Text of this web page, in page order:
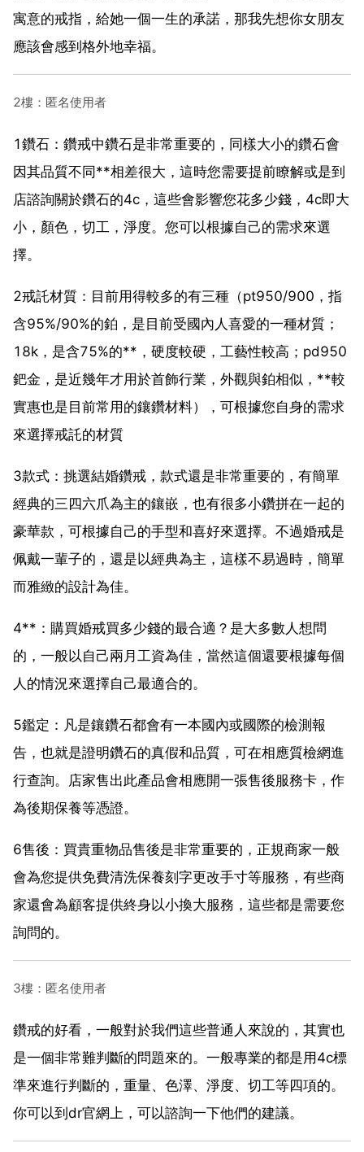
寓意的戒指，給她一個一生的承諾，那我先想你女朋友
應該會感到格外地幸福。
2樓：匿名使用者
1鑽石：鑽戒中鑽石是非常重要的，同樣大小的鑽石會
因其品質不同**相差很大，這時您需要提前瞭解或是到
店諮詢關於鑽石的4c，這些會影響您花多少錢，4c即大
小，顏色，切工，淨度。您可以根據自己的需求來選
擇。
2戒託材質：目前用得較多的有三種（pt950/900，指
含95%/90%的鉑，是目前受國內人喜愛的一種材質；
18k，是含75%的**，硬度較硬，工藝性較高；pd950
鈀金，是近幾年才用於首飾行業，外觀與鉑相似，**較
實惠也是目前常用的鑲鑽材料），可根據您自身的需求
來選擇戒託的材質
3款式：挑選結婚鑽戒，款式還是非常重要的，有簡單
經典的三四六爪為主的鑲嵌，也有很多小鑽拼在一起的
豪華款，可根據自己的手型和喜好來選擇。不過婚戒是
佩戴一輩子的，還是以經典為主，這樣不易過時，簡單
而雅緻的設計為佳。
4**：購買婚戒買多少錢的最合適？是大多數人想問
的，一般以自己兩月工資為佳，當然這個還要根據每個
人的情況來選擇自己最適合的。
5鑑定：凡是鑲鑽石都會有一本國內或國際的檢測報
告，也就是證明鑽石的真假和品質，可在相應質檢網進
行查詢。店家售出此產品會相應開一張售後服務卡，作
為後期保養等憑證。
6售後：買貴重物品售後是非常重要的，正規商家一般
會為您提供免費清洗保養刻字更改手寸等服務，有些商
家還會為顧客提供終身以小換大服務，這些都是需要您
詢問的。
3樓：匿名使用者
鑽戒的好看，一般對於我們這些普通人來說的，其實也
是一個非常難判斷的問題來的。一般專業的都是用4c標
準來進行判斷的，重量、色澤、淨度、切工等四項的。
你可以到dr官網上，可以諮詢一下他們的建議。